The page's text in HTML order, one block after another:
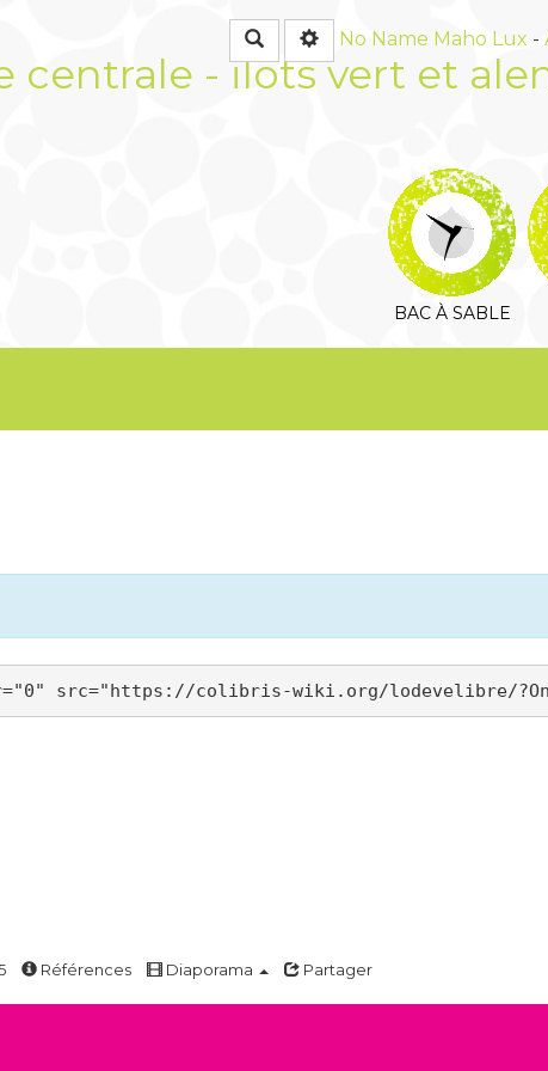
RechercherNo Name Maho Lux -
centrale - ilots vert et
BAC À SABLE
Références Diaporama Partager